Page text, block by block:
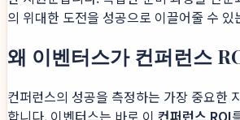
의 위대한 도전을 성공으로 이끌어줄 수
왜 이벤터스가 컨퍼런스
컨퍼런스의 성공을 측정하는 가장 중요한
합니다. 이벤터스는 바로 이 컨퍼런스 ROI